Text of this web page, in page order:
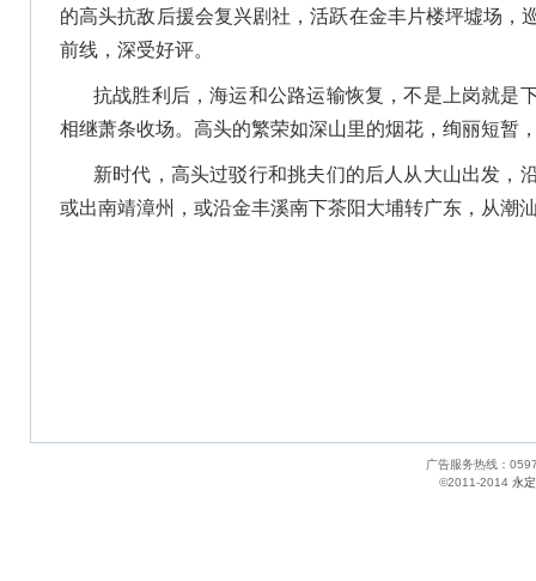
的高头抗敌后援会复兴剧社，活跃在金丰片楼坪墟场，
前线，深受好评。
抗战胜利后，海运和公路运输恢复，不是上岗就是
相继萧条收场。高头的繁荣如深山里的烟花，绚丽短暂
新时代，高头过驳行和挑夫们的后人从大山出发，
或出南靖漳州，或沿金丰溪南下茶阳大埔转广东，从潮
广告服务热线：
©2011-2014 永